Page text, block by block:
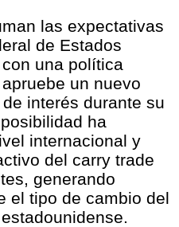
las expectativas
de Estados
una política
un nuevo
interés durante su
ha
internacional y
del carry trade
generando
el tipo de cambio del